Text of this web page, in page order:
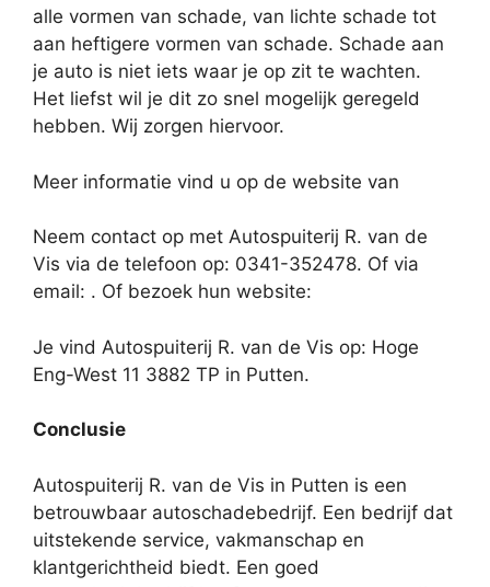
alle vormen van schade, van lichte schade tot
aan heftigere vormen van schade. Schade aan
je auto is niet iets waar je op zit te wachten.
Het liefst wil je dit zo snel mogelijk geregeld
hebben. Wij zorgen hiervoor.
Meer informatie vind u op de website van
Neem contact op met Autospuiterij R. van de
Vis via de telefoon op: 0341-352478. Of via
email: . Of bezoek hun website:
Je vind Autospuiterij R. van de Vis op: Hoge
Eng-West 11 3882 TP in Putten.
Conclusie
Autospuiterij R. van de Vis in Putten is een
betrouwbaar autoschadebedrijf. Een bedrijf dat
uitstekende service, vakmanschap en
klantgerichtheid biedt. Een goed